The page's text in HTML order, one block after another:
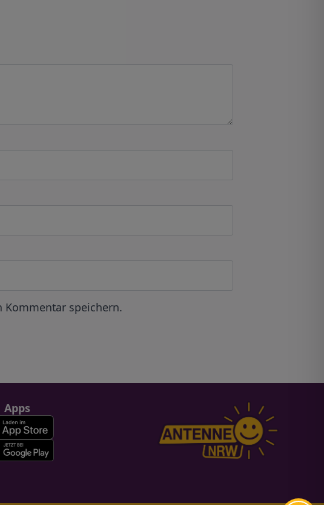
Kommentar speichern.
Apps